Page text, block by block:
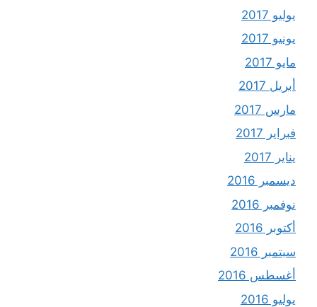
يوليو 2017
يونيو 2017
مايو 2017
أبريل 2017
مارس 2017
فبراير 2017
يناير 2017
ديسمبر 2016
نوفمبر 2016
أكتوبر 2016
سبتمبر 2016
أغسطس 2016
يوليو 2016